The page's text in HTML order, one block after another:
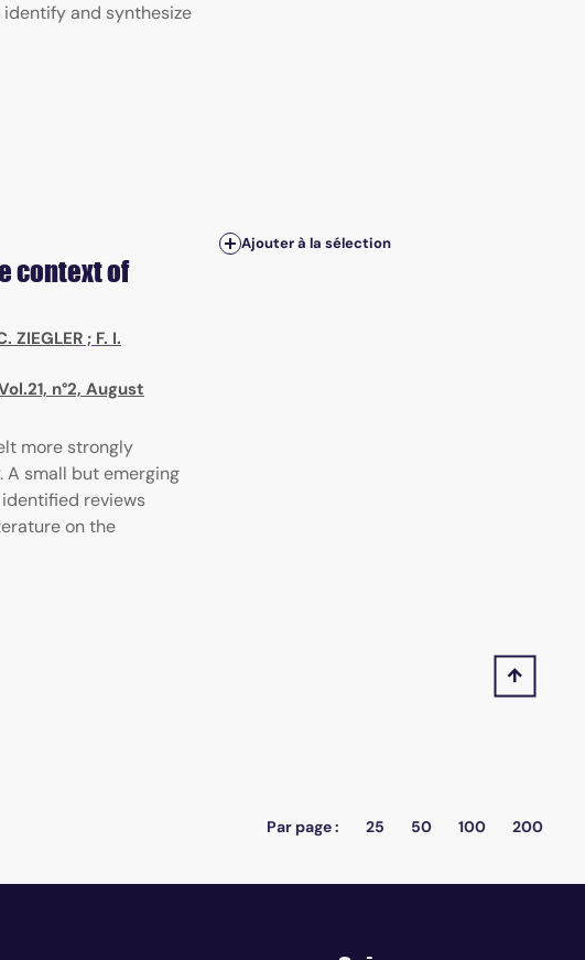
and synthesize
context of
ZIEGLER; F. I.
n°2, August
more strongly
A small but emerging
reviews
on the
Ajouter à la sélection
Par page : 25 50 100 200